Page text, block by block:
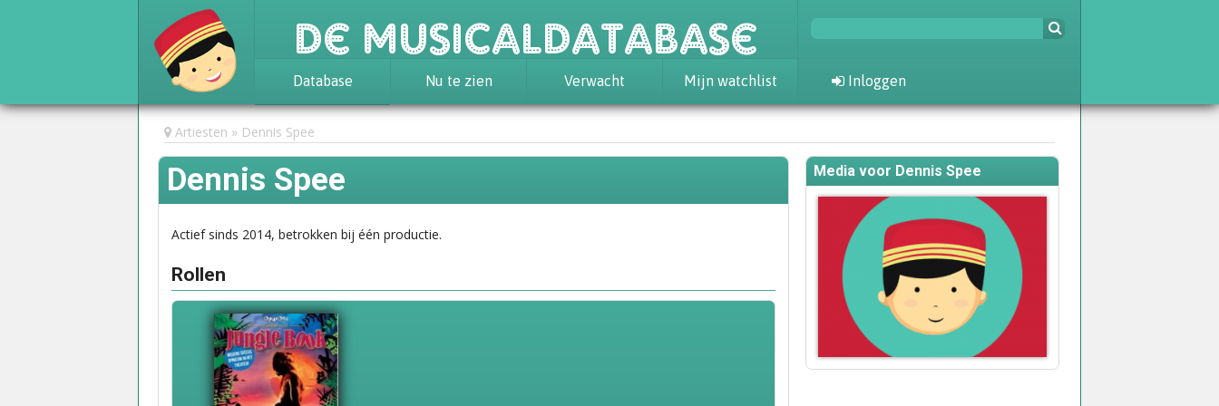
De Musicaldatabase
Database
Achtergrond
Awards
Statistieken
Nu te zien Verwacht Mijn watchlist Inloggen
Artiesten Dennis Spee
Dennis Spee
Actief sinds 2014, betrokken bij één productie.
Rollen
Media voor Dennis Spee